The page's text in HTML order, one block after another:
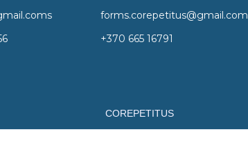
forms.corepetitus@gmail.com
+370 665 16791
COREPETITUS